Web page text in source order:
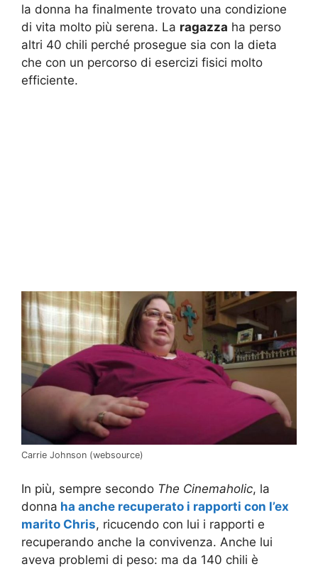
la donna ha finalmente trovato una condizione
di vita molto più serena. La ragazza ha perso
altri 40 chili perché prosegue sia con la dieta
che con un percorso di esercizi fisici molto
efficiente.
Carrie Johnson (websource)
In più, sempre secondo The Cinemaholic, la
donna ha anche recuperato i rapporti con l’ex
marito Chris, ricucendo con lui i rapporti e
recuperando anche la convivenza. Anche lui
aveva problemi di peso: ma da 140 chili è